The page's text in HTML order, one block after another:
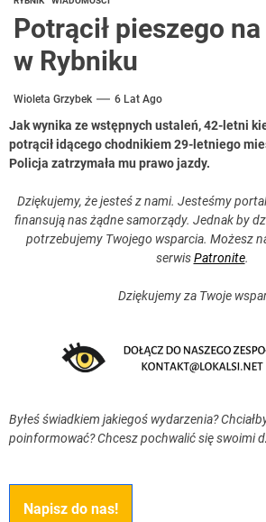
Potrącił pieszego
w Rybniku
Wioleta Grzybek 6 Lat Ago
Jak wynika ze wstępnych ustaleń, 42-letni
potrącił idącego chodnikiem 29-letniego
Policja zatrzymała mu prawo jazdy.
Dziękujemy, że jesteś z nami. Jesteśmy
finansują nas żądne samorządy. Jednak by
potrzebujemy Twojego wsparcia. Możesz
serwisPatronite.
Dziękujemy za Twoje
Byłeś świadkiem jakiegoś wydarzenia?
poinformować? Chcesz pochwalić się swoimi
Napisz do nas!